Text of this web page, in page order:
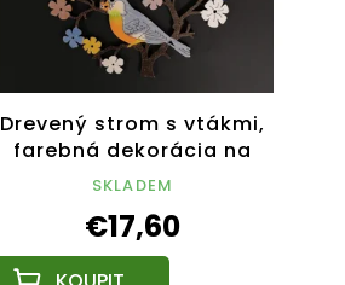
Drevený strom s vtákmi,
farebná dekorácia na
zavesenie, výška 18 cm
SKLADEM
€17,60